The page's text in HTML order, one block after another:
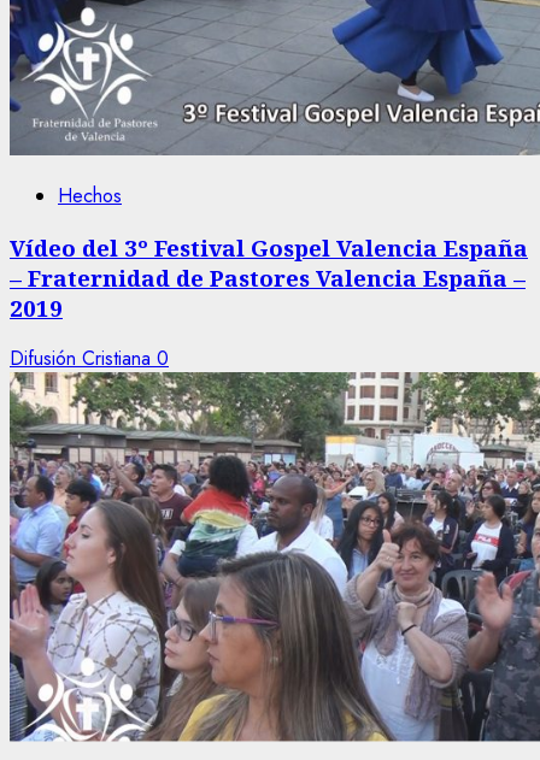
Hechos
Vídeo del 3º Festival Gospel Valencia España
– Fraternidad de Pastores Valencia España –
2019
Difusión Cristiana 0